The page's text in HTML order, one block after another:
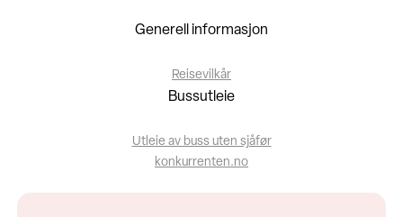
Generell informasjon
Reisevilkår
Bussutleie
Utleie av buss uten sjåfør
konkurrenten.no